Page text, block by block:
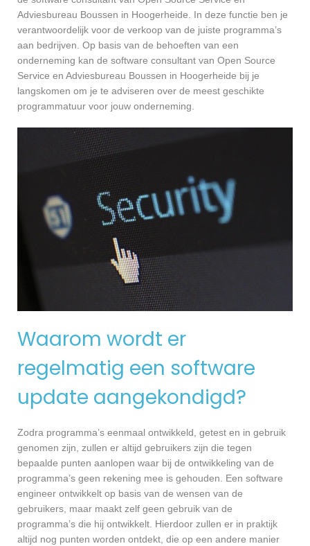
Adviesbureau Boussen in Hoogerheide. In deze functie ben je
verantwoordelijk voor de verkoop van de juiste programma’s
aan bedrijven. Op basis van de behoeften van een
onderneming kan de software consultant van Open Source
Service en Adviesbureau Boussen in Hoogerheide bij je
langskomen om je te adviseren over de meest geschikte
programmatuur voor jouw onderneming.
Waarom wordt er
regelmatig een software
update aangekondigd?
Zodra programma’s eenmaal ontwikkeld, getest en in gebruik
genomen zijn, zullen er altijd gebruikers zijn die tegen
bepaalde punten aanlopen waar bij de ontwikkeling van de
programma’s geen rekening mee is gehouden. Een software
engineer ontwikkelt op basis van de wensen van de
gebruikers, maar maakt zelf geen gebruik van de
programma’s die hij ontwikkelt. Hierdoor zullen er in praktijk
altijd nog punten worden ontdekt, die op een andere manier